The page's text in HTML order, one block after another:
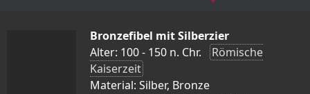
Bronzefibel mit Silberzier
Alter: 100 - 150 n. Chr.
Römische
Kaiserzeit
Material: Silber, Bronze